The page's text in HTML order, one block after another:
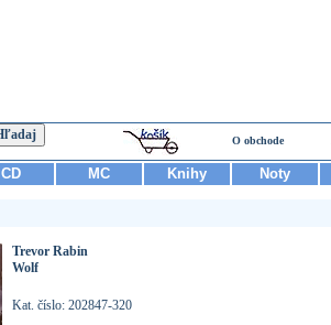
O obchode
CD MC Knihy Noty
Trevor Rabin
Wolf
Kat. číslo: 202847-320